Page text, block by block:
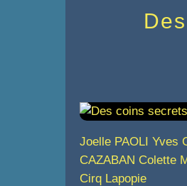
Joelle PAOLI Yves
CAZABAN Colette
Cirq Lapopie